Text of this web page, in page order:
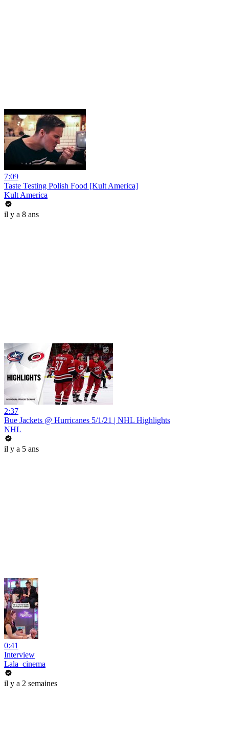
7:09
Taste Testing Polish Food [Kult America]
Kult America
il y a 8 ans
2:37
Bue Jackets @ Hurricanes 5/1/21 | NHL Highlights
NHL
il y a 5 ans
0:41
Interview
Lala_cinema
il y a 2 semaines